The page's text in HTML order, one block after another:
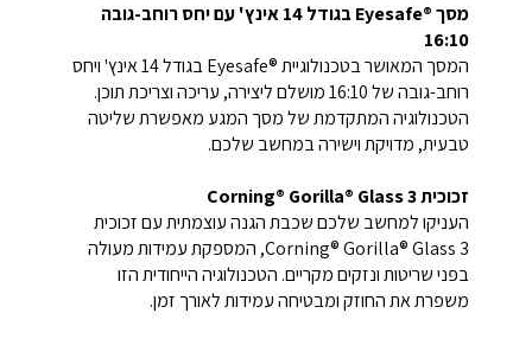
מסך Eyesafe®‎ בגודל 14 אינץ' עם יחס רוחב-גובה
16:10
המסך המאושר בטכנולוגיית Eyesafe®‎ בגודל 14 אינץ' ויחס
רוחב-גובה של 16:10 מושלם ליצירה, עריכה וצריכת תוכן.
הטכנולוגיה המתקדמת של מסך המגע מאפשרת שליטה
טבעית, מדויקת וישירה במחשב שלכם.
זכוכית Corning® Gorilla® Glass 3
העניקו למחשב שלכם שכבת הגנה עוצמתית עם זכוכית
Corning® Gorilla® Glass 3, המספקת עמידות מעולה
בפני שריטות ונזקים מקריים. הטכנולוגיה הייחודית הזו
משפרת את החוזק ומבטיחה עמידות לאורך זמן.